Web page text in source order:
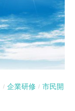
/ 企業研修 / 市民開